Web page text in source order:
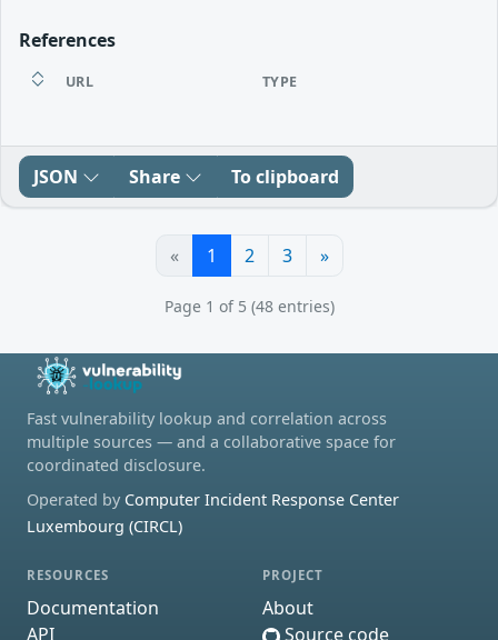
References
URL TYPE
JSON Share To clipboard
« 1 2 3 »
Page 1 of 5 (48 entries)
Fast vulnerability lookup and correlation across
multiple sources — and a collaborative space for
coordinated disclosure.
Operated by Computer Incident Response Center
Luxembourg (CIRCL)
RESOURCES
Documentation
API
PROJECT
About
Source code